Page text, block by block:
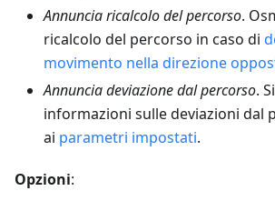
Annuncia ricalcolo del percorso.
ricalcolo del percorso in caso di
movimento nella direzione
Annuncia deviazione dal percorso.
informazioni sulle deviazioni dal
ai parametri impostati.
Opzioni: